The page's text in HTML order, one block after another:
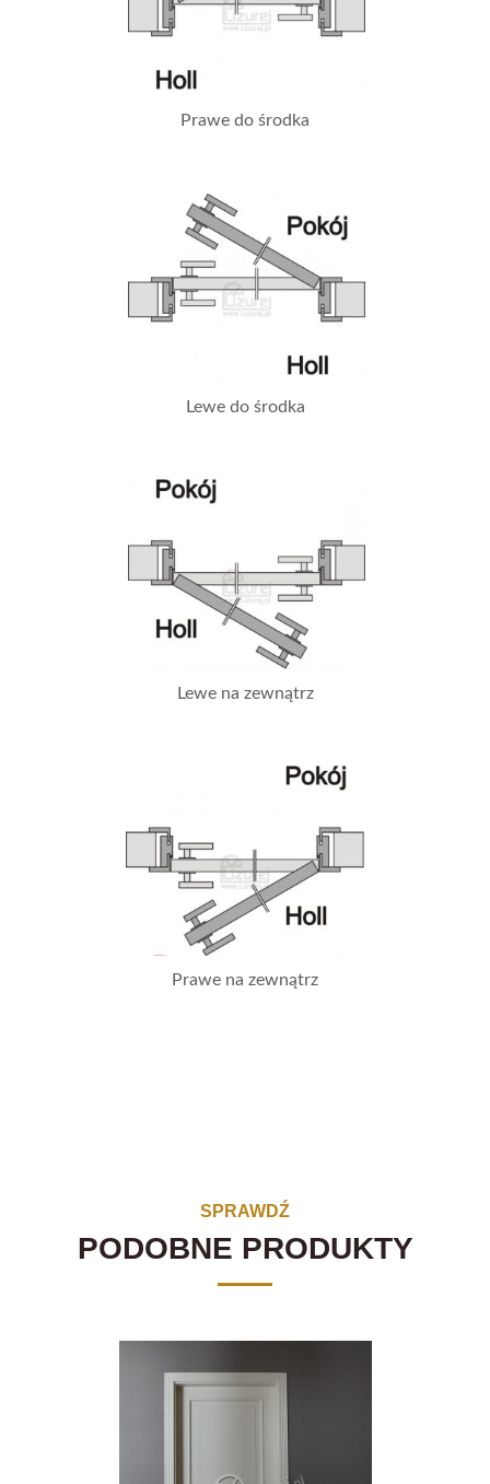
Prawe do środka
Lewe do środka
Lewe na zewnątrz
Prawe na zewnątrz
SPRAWDŹ
PODOBNE PRODUKTY